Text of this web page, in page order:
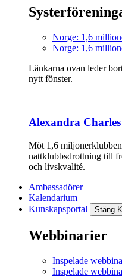
Norge: 1,6
Norge: 1,6
Länkarna ovan leder
nytt fönster.
Alexandra Charles
Möt 1,6
nattklubbsdrottning till
och livskvalité.
Ambassadörer
Kalendarium
Kunskapsportal
Stäng
Webbinarier
Inspelade
Inspelade